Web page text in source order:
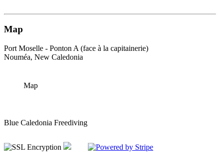
Map
Port Moselle - Ponton A (face à la capitainerie)
Nouméa, New Caledonia
Map
Blue Caledonia Freediving